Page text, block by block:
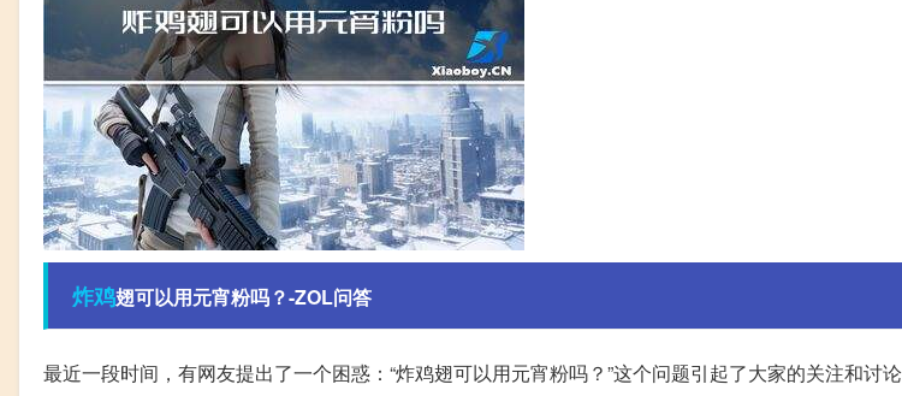
炸鸡翅可以用元宵粉吗？-ZOL问答
最近一段时间，有网友提出了一个困惑：“炸鸡翅可以用元宵粉吗？”这个问题引起了大家的关注和讨